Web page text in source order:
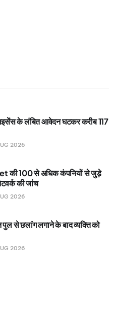
के लंबित आवेदन घटकर करीब 117
2026
की 100 से अधिक कंपनियों से जुड़े
की जांच
2026
से छलांग लगाने के बाद व्यक्ति को
2026